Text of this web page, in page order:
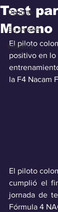
Deporte
Especiales
Industra
Test
Moreno
El piloto
positivo en
la F4 Nacam
El piloto
cumplió el
jornada de
Fórmula 4